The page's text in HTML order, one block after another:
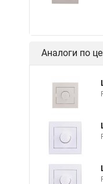
Аналоги по